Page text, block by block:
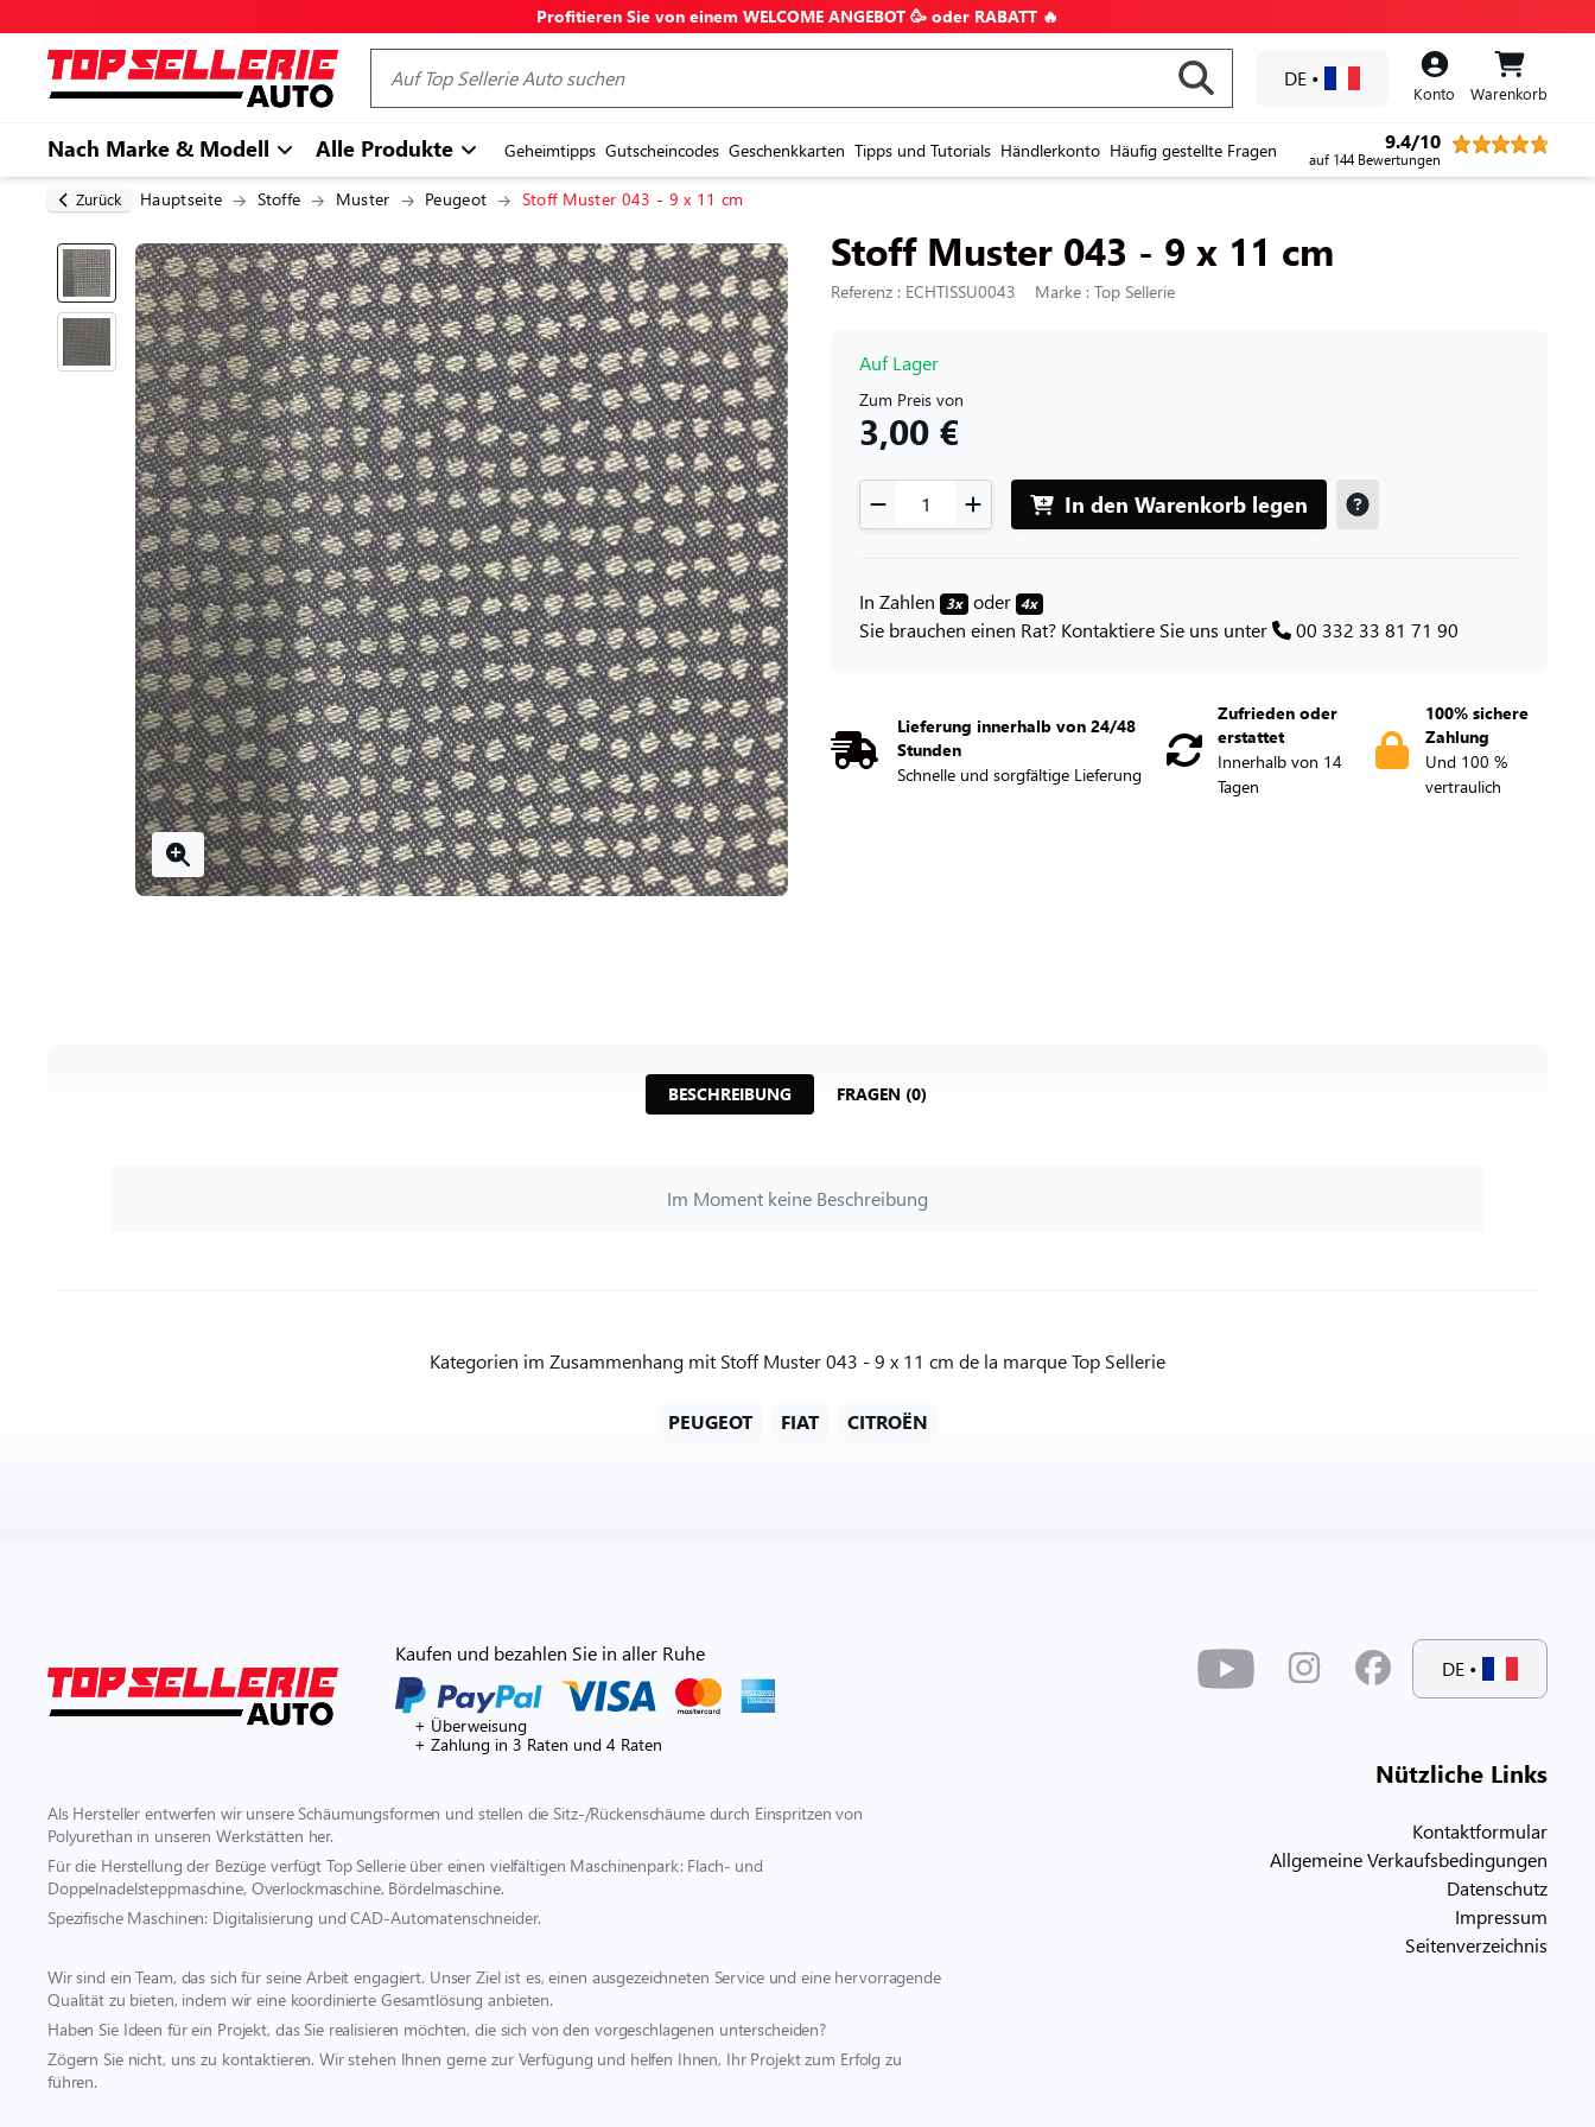
Profitieren Sie von einem WELCOME ANGEBOT 🥳 oder RABATT 🔥
DE •
Konto Warenkorb
Nach Marke & Modell Alle Produkte Geheimtipps Gutscheincodes Geschenkkarten Tipps und Tutorials Händlerkonto Häufig gestellte Fragen 9.4/10
auf 144 Bewertungen
Zurück Hauptseite Stoffe Muster Peugeot Stoff Muster 043 - 9 x 11 cm
Stoff Muster 043 - 9 x 11 cm
Referenz : ECHTISSU0043 Marke : Top Sellerie
Auf Lager
Zum Preis von
3,00 €
In den Warenkorb legen
In Zahlen 3x oder 4x
Sie brauchen einen Rat? Kontaktiere Sie uns unter 00 332 33 81 71 90
Lieferung innerhalb von 24/48
Stunden
Schnelle und sorgfältige Lieferung
Zufrieden oder
erstattet
Innerhalb von 14
Tagen
100% sichere
Zahlung
Und 100 %
vertraulich
BESCHREIBUNG FRAGEN (0)
Im Moment keine Beschreibung
Kategorien im Zusammenhang mit Stoff Muster 043 - 9 x 11 cm de la marque Top Sellerie
PEUGEOT FIAT CITROËN
Kaufen und bezahlen Sie in aller Ruhe
+ Überweisung
+ Zahlung in 3 Raten und 4 Raten
Als Hersteller entwerfen wir unsere Schäumungsformen und stellen die Sitz-/Rückenschäume durch Einspritzen von
Polyurethan in unseren Werkstätten her.
Für die Herstellung der Bezüge verfügt Top Sellerie über einen vielfältigen Maschinenpark: Flach- und
Doppelnadelsteppmaschine, Overlockmaschine, Bördelmaschine.
Spezifische Maschinen: Digitalisierung und CAD-Automatenschneider.
Wir sind ein Team, das sich für seine Arbeit engagiert. Unser Ziel ist es, einen ausgezeichneten Service und eine hervorragende
Qualität zu bieten, indem wir eine koordinierte Gesamtlösung anbieten.
Haben Sie Ideen für ein Projekt, das Sie realisieren möchten, die sich von den vorgeschlagenen unterscheiden?
Zögern Sie nicht, uns zu kontaktieren. Wir stehen Ihnen gerne zur Verfügung und helfen Ihnen, Ihr Projekt zum Erfolg zu
führen.
DE •
Nützliche Links
Kontaktformular
Allgemeine Verkaufsbedingungen
Datenschutz
Impressum
Seitenverzeichnis